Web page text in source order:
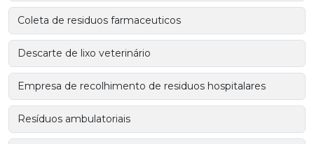
Coleta de residuos farmaceuticos
Descarte de lixo veterinário
Empresa de recolhimento de residuos hospitalares
Resíduos ambulatoriais